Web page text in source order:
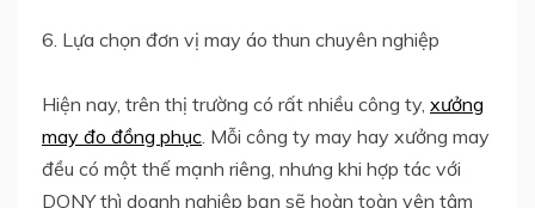
6. Lựa chọn đơn vị may áo thun chuyên nghiệp
Hiện nay, trên thị trường có rất nhiều công ty, xưởng
may đo đồng phục. Mỗi công ty may hay xưởng may
đều có một thế mạnh riêng, nhưng khi hợp tác với
DONY thì doanh nghiệp bạn sẽ hoàn toàn yên tâm